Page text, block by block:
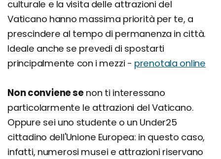
culturale e la visita delle attrazioni del
Vaticano hanno massima priorità per te, a
prescindere al tempo di permanenza in città.
Ideale anche se prevedi di spostarti
principalmente con i mezzi - prenotala online
Non conviene se non ti interessano
particolarmente le attrazioni del Vaticano.
Oppure sei uno studente o un Under25
cittadino dell'Unione Europea: in questo caso,
infatti, numerosi musei e attrazioni riservano